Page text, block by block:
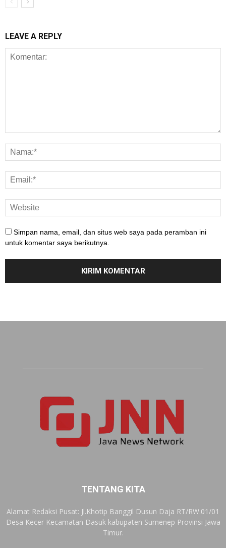
LEAVE A REPLY
Simpan nama, email, dan situs web saya pada peramban ini
untuk komentar saya berikutnya.
TENTANG KITA
Alamat Redaksi Pusat: Jl.Khotip Banggil Dusun Daja RT/RW.01/01
Desa Kecer Kecamatan Dasuk kabupaten Sumenep Provinsi Jawa
Timur.